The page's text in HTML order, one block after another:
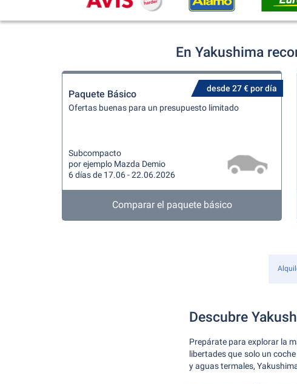
En Yakushima
desde 27 € por día
Paquete Básico
Ofertas buenas para un presupuesto limitado
Subcompacto
por ejemplo Mazda Demio
6 días de 17.06 - 22.06.2026
Comparar el paquete básico
Descubre
Prepárate para explorar la
libertades que solo un
y aguas termales,